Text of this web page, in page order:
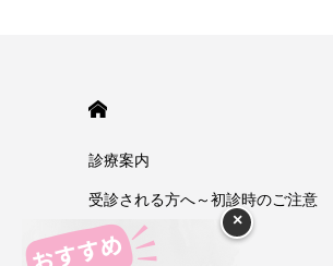
診療案内
受診される方へ～初診時のご注意
今井一彰 院長紹介
×